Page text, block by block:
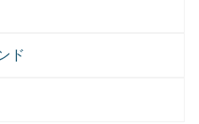
ド